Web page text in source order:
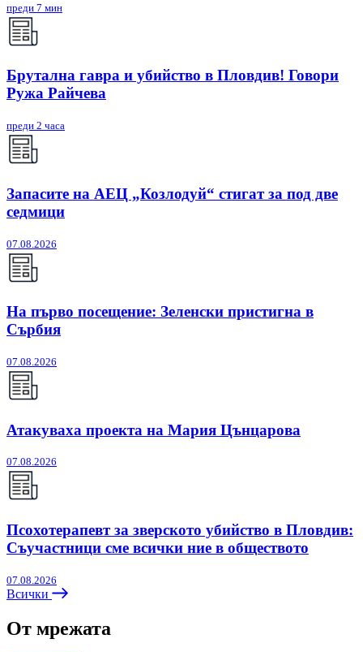
преди 7 мин
Брутална гавра и убийство в Пловдив! Говори
Ружа Райчева
преди 2 часа
Запасите на АЕЦ „Козлодуй“ стигат за под две
седмици
07.08.2026
На първо посещение: Зеленски пристигна в
Сърбия
07.08.2026
Атакуваха проекта на Мария Цънцарова
07.08.2026
Псохотерапевт за зверското убийство в Пловдив:
Съучастници сме всички ние в обществото
07.08.2026
Всички
От мрежата